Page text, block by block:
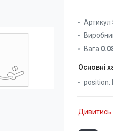
Артикул
Вага
Основні
position:
Дивитись